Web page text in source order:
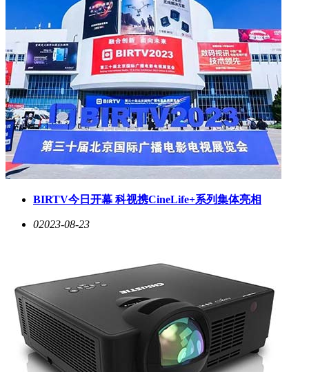
BIRTV今日开幕 科视携CineLife+系列集体亮相
02023-08-23